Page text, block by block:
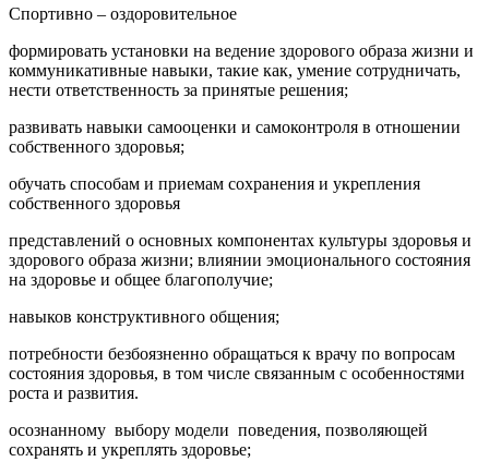
Спортивно – оздоровительное
формировать установки на ведение здорового образа жизни и
коммуникативные навыки, такие как, умение сотрудничать,
нести ответственность за принятые решения;
развивать навыки самооценки и самоконтроля в отношении
собственного здоровья;
обучать способам и приемам сохранения и укрепления
собственного здоровья
представлений о основных компонентах культуры здоровья и
здорового образа жизни; влиянии эмоционального состояния
на здоровье и общее благополучие;
навыков конструктивного общения;
потребности безбоязненно обращаться к врачу по вопросам
состояния здоровья, в том числе связанным с особенностями
роста и развития.
осознанному выбору модели поведения, позволяющей
сохранять и укреплять здоровье;